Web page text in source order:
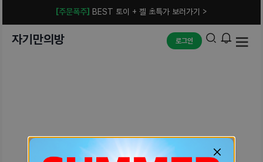
[주문폭주] BEST 토이 + 젤 초특가 보러가기 >
자기만의방 로그인